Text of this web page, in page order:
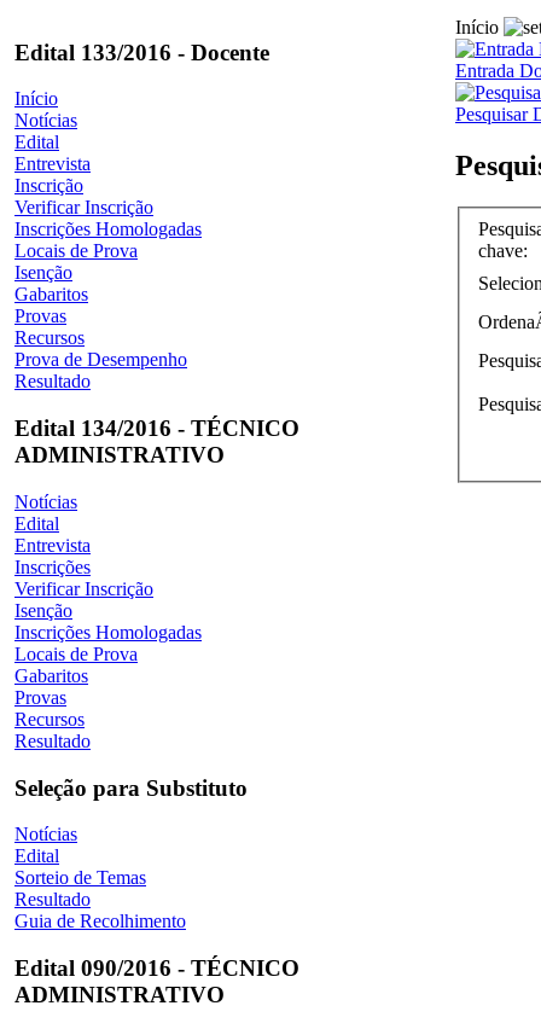
Edital 133/2016 - Docente
Início
Notícias
Edital
Entrevista
Inscrição
Verificar Inscrição
Inscrições Homologadas
Locais de Prova
Isenção
Gabaritos
Provas
Recursos
Prova de Desempenho
Resultado
Edital 134/2016 - TÉCNICO
ADMINISTRATIVO
Notícias
Edital
Entrevista
Inscrições
Verificar Inscrição
Isenção
Inscrições Homologadas
Locais de Prova
Gabaritos
Provas
Recursos
Resultado
Seleção para Substituto
Notícias
Edital
Sorteio de Temas
Resultado
Guia de Recolhimento
Edital 090/2016 - TÉCNICO
ADMINISTRATIVO
Início
Entrada
Pesquisar
chave: